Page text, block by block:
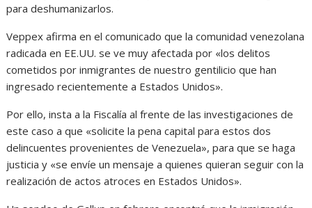
para deshumanizarlos.
Veppex afirma en el comunicado que la comunidad venezolana
radicada en EE.UU. se ve muy afectada por «los delitos
cometidos por inmigrantes de nuestro gentilicio que han
ingresado recientemente a Estados Unidos».
Por ello, insta a la Fiscalía al frente de las investigaciones de
este caso a que «solicite la pena capital para estos dos
delincuentes provenientes de Venezuela», para que se haga
justicia y «se envíe un mensaje a quienes quieran seguir con la
realización de actos atroces en Estados Unidos».